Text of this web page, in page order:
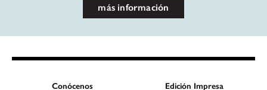
más información
Conócenos Edición Impresa